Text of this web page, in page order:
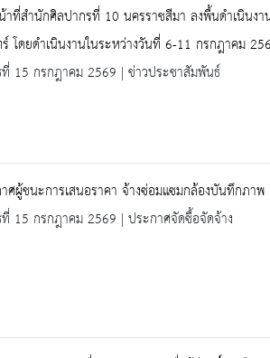
าที่สำนักศิลปากรที่ 10 นครราชสีมา ลงพื้นดำเนินง
โดยดำเนินงานในระหว่างวันที่ 6-11 กรกฎาคม
15 กรกฎาคม 2569 | ข่าวประชาสัมพันธ์
ศผู้ชนะการเสนอราคา จ้างซ่อมแซมกล้องบันทึกภาพ
15 กรกฎาคม 2569 | ประกาศจัดซื้อจัดจ้าง